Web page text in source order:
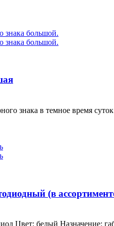
знака в темное время
(в
Цвет: белый Назначение: